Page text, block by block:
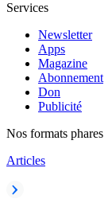
Services
Newsletter
Apps
Magazine
Abonnement
Don
Publicité
Nos formats phares
Articles